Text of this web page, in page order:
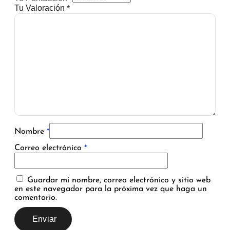
Tu Valoración *
Nombre *
Correo electrónico *
Guardar mi nombre, correo electrónico y sitio web
en este navegador para la próxima vez que haga un
comentario.